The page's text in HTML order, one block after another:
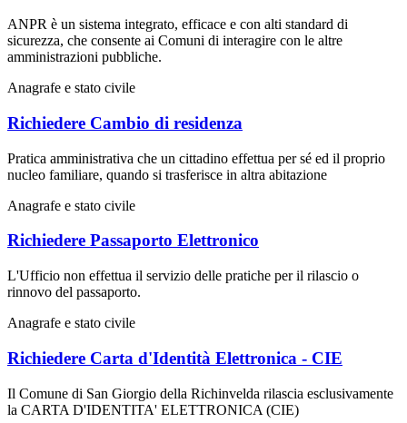
ANPR è un sistema integrato, efficace e con alti standard di
sicurezza, che consente ai Comuni di interagire con le altre
amministrazioni pubbliche.
Anagrafe e stato civile
Richiedere Cambio di residenza
Pratica amministrativa che un cittadino effettua per sé ed il proprio
nucleo familiare, quando si trasferisce in altra abitazione
Anagrafe e stato civile
Richiedere Passaporto Elettronico
L'Ufficio non effettua il servizio delle pratiche per il rilascio o
rinnovo del passaporto.
Anagrafe e stato civile
Richiedere Carta d'Identità Elettronica - CIE
Il Comune di San Giorgio della Richinvelda rilascia esclusivamente
la CARTA D'IDENTITA' ELETTRONICA (CIE)